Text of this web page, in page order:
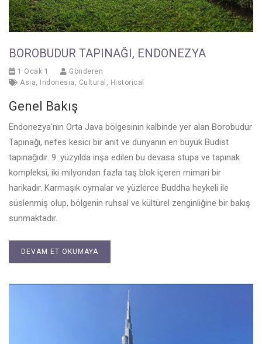
BOROBUDUR TAPINAĞI, ENDONEZYA
1 Ocak 1
Gönderen
Asia, Indonesia , Cultural , Historical
Genel Bakış
Endonezya’nın Orta Java bölgesinin kalbinde yer alan Borobudur
Tapınağı, nefes kesici bir anıt ve dünyanın en büyük Budist
tapınağıdır. 9. yüzyılda inşa edilen bu devasa stupa ve tapınak
kompleksi, iki milyondan fazla taş blok içeren mimari bir
harikadır. Karmaşık oymalar ve yüzlerce Buddha heykeli ile
süslenmiş olup, bölgenin ruhsal ve kültürel zenginliğine bir bakış
sunmaktadır.
DEVAM ET OKUMAYA